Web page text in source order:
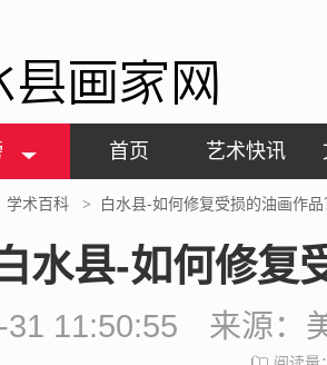
县画家网
首页 艺术快讯
学术百科 > 白水县-如何修复受损的油画作品
水县-如何修复
11:50:55 来源：